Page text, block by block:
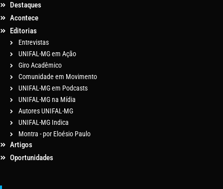
Destaques
Acontece
Editorias
Entrevistas
UNIFAL-MG em Ação
Giro Acadêmico
Comunidade em Movimento
UNIFAL-MG em Podcasts
UNIFAL-MG na Mídia
Autores UNIFAL-MG
UNIFAL-MG Indica
Montra - por Eloésio Paulo
Artigos
Oportunidades